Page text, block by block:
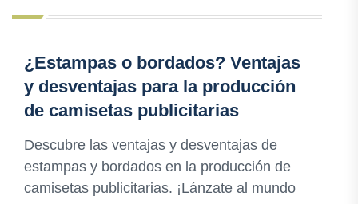
¿Estampas o bordados? Ventajas
y desventajas para la producción
de camisetas publicitarias
Descubre las ventajas y desventajas de
estampas y bordados en la producción de
camisetas publicitarias. ¡Lánzate al mundo